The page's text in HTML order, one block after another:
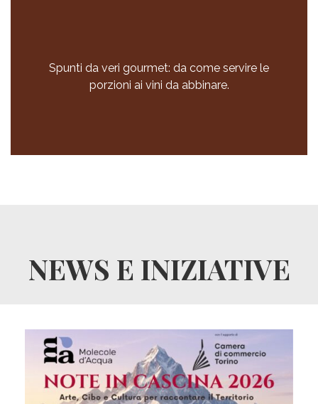
Spunti da veri gourmet: da come servire le
porzioni ai vini da abbinare.
NEWS E INIZIATIVE